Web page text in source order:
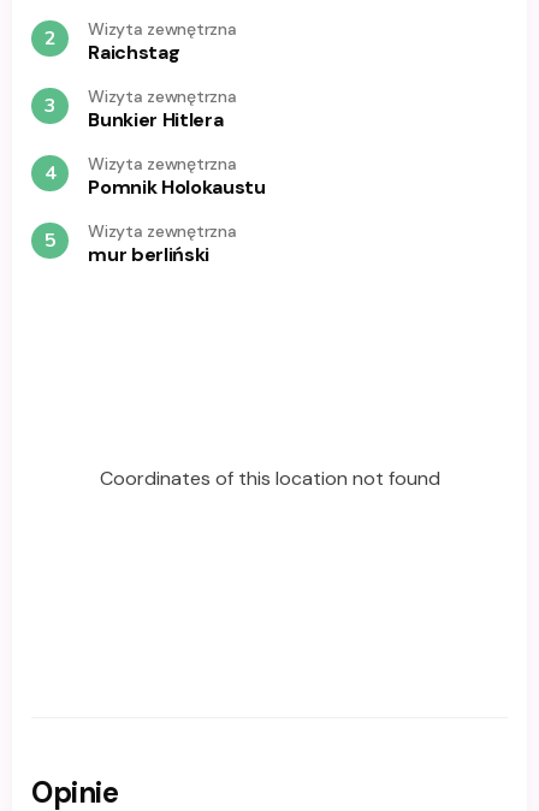
2 Wizyta zewnętrzna
Raichstag
3 Wizyta zewnętrzna
Bunkier Hitlera
4 Wizyta zewnętrzna
Pomnik Holokaustu
5 Wizyta zewnętrzna
mur berliński
Coordinates of this location not found
Opinie